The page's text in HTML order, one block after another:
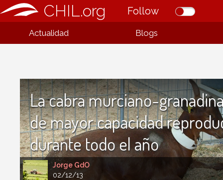
CHIL.org Follow
Actualidad Blogs
Jorge GdO
02/12/13
La cabra murciano-
de mayor capacidad
durante todo el año